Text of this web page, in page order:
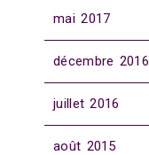
mai 2017
décembre 2016
juillet 2016
août 2015